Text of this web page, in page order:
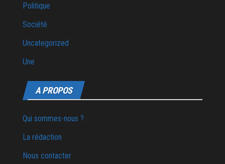
Politique
Société
Uncategorized
Une
A PROPOS
Qui sommes-nous ?
La rédaction
Nous contacter